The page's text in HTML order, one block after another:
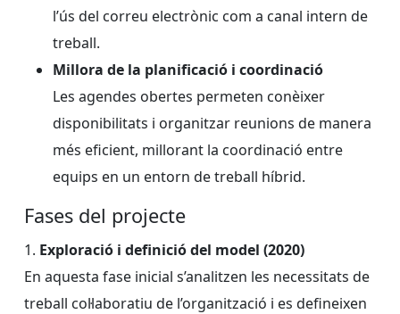
l’ús del correu electrònic com a canal intern de
treball.
Millora de la planificació i coordinació
Les agendes obertes permeten conèixer
disponibilitats i organitzar reunions de manera
més eficient, millorant la coordinació entre
equips en un entorn de treball híbrid.
Fases del projecte
1. Exploració i definició del model (2020)
En aquesta fase inicial s’analitzen les necessitats de
treball col·laboratiu de l’organització i es defineixen